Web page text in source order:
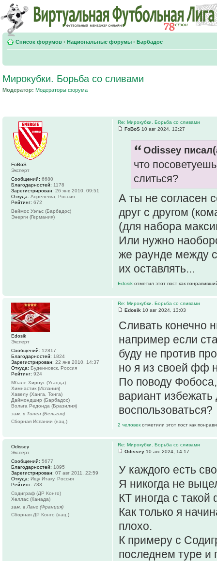
Список форумов ‹ Национальные форумы ‹ Барбадос
Мирокубки. Борьба со сливами
Модератор: Модераторы форума
Re: Мирокубки. Борьба со сливами
FoBoS 10 авг 2024, 12:27
Odissey
что
слиться?
А ты не согласен
друг с другом
(для набора
Или нужно
же раунде между
их оставлять...
Edosik отметил этот пост как
FoBoS
Эксперт
Сообщений: 6680
Благодарностей: 1178
Зарегистрирован: 26 янв 2010, 09:51
Откуда: Апрелевка, Россия
Рейтинг: 672
Веймос Уэльс (Барбадос)
Энерги (Германия)
Re: Мирокубки. Борьба со сливами
Edosik 10 авг 2024, 13:03
Сливать конечно
например если
буду не против
но я из своей фф
По поводу
вариант
воспользоваться?
2 человек отметили этот пост как
Edosik
Эксперт
Сообщений: 12817
Благодарностей: 1824
Зарегистрирован: 22 янв 2010, 14:37
Откуда: Буденновск, Россия
Рейтинг: 924
Мбале Хироус (Уганда)
Химнастик (Испания)
Хавелу (Ханга, Тонга)
Даймондшир (Барбадос)
Вольта Редонда (Бразилия)
зам. в Тинен (Бельгия)
Сборная Испании (нац.)
Re: Мирокубки. Борьба со сливами
Odissey 10 авг 2024, 14:17
У каждого есть
Я никогда не
КТ иногда с
Как только я
плохо.
К примеру с
последнем туре и
Odissey
Эксперт
Сообщений: 5677
Благодарностей: 1895
Зарегистрирован: 07 авг 2011, 22:59
Откуда: Ищу Итаку, Россия
Рейтинг: 783
Содиграф (ДР Конго)
Хеллас (Канада)
зам. в Ланс (Франция)
Сборная ДР Конго (нац.)